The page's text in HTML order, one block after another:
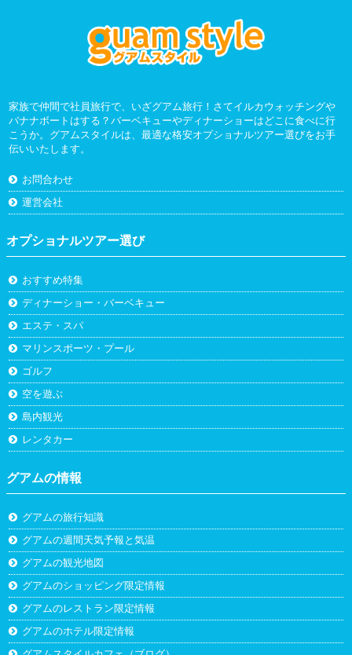
家族で仲間で社員旅行で、いざグアム旅行！さてイルカウォッチングや
バナナボートはする？バーベキューやディナーショーはどこに食べに行
こうか。グアムスタイルは、最適な格安オプショナルツアー選びをお手
伝いいたします。
お問合わせ
運営会社
オプショナルツアー選び
おすすめ特集
ディナーショー・バーベキュー
エステ・スパ
マリンスポーツ・プール
ゴルフ
空を遊ぶ
島内観光
レンタカー
グアムの情報
グアムの旅行知識
グアムの週間天気予報と気温
グアムの観光地図
グアムのショッピング限定情報
グアムのレストラン限定情報
グアムのホテル限定情報